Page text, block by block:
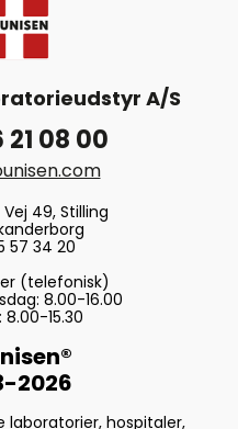
A/S
21 08 00
Vej 49, Stilling
57 34 20
(telefonisk)
8.00-16.00
8.00-15.30
2026
laboratorier, hospitaler,